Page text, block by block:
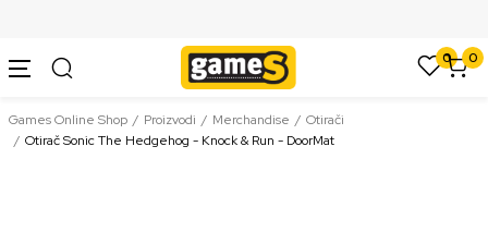
0 0
Games Online Shop Proizvodi Merchandise
Otirači
Otirač Sonic The Hedgehog - Knock & Run - DoorMat